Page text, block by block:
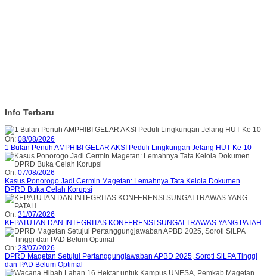
Info Terbaru
On: 08/08/2026
1 Bulan Penuh AMPHIBI GELAR AKSI Peduli Lingkungan Jelang HUT Ke 10
On: 07/08/2026
Kasus Ponorogo Jadi Cermin Magetan: Lemahnya Tata Kelola Dokumen
DPRD Buka Celah Korupsi
On: 31/07/2026
KEPATUTAN DAN INTEGRITAS KONFERENSI SUNGAI TRAWAS YANG PATAH
On: 28/07/2026
DPRD Magetan Setujui Pertanggungjawaban APBD 2025, Soroti SiLPA Tinggi
dan PAD Belum Optimal